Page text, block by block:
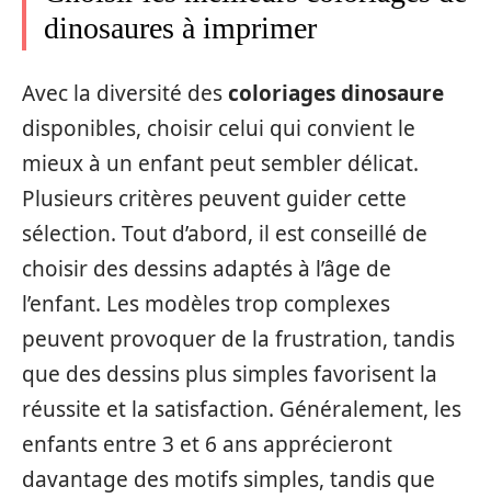
dinosaures à imprimer
Avec la diversité descoloriages dinosaure
disponibles, choisir celui qui convient le
mieux à un enfant peut sembler délicat.
Plusieurs critères peuvent guider cette
sélection. Tout d’abord, il est conseillé de
choisir des dessins adaptés à l’âge de
l’enfant. Les modèles trop complexes
peuvent provoquer de la frustration, tandis
que des dessins plus simples favorisent la
réussite et la satisfaction. Généralement, les
enfants entre 3 et 6 ans apprécieront
davantage des motifs simples, tandis que